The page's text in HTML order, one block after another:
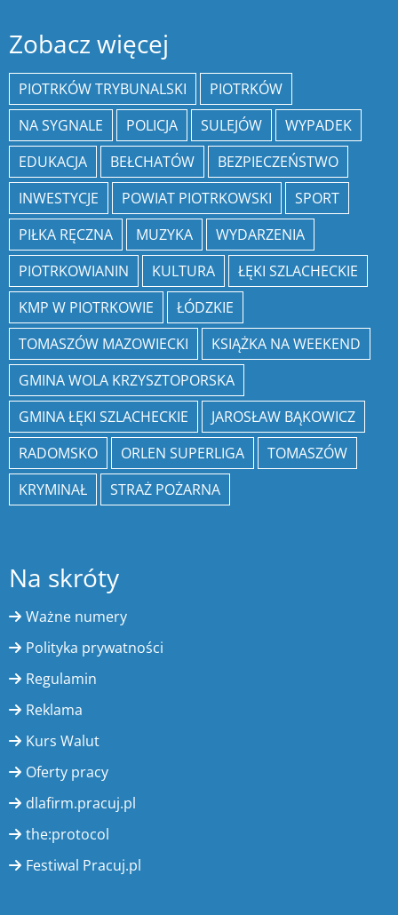
Zobacz więcej
PIOTRKÓW TRYBUNALSKI
PIOTRKÓW
NA SYGNALE
POLICJA SULEJÓW
WYPADEK
EDUKACJA
BEŁCHATÓW
BEZPIECZEŃSTWO
INWESTYCJE
POWIAT PIOTRKOWSKI
SPORT
PIŁKA RĘCZNA
MUZYKA
WYDARZENIA
PIOTRKOWIANIN
KULTURA
ŁĘKI SZLACHECKIE
KMP W PIOTRKOWIE
ŁÓDZKIE
TOMASZÓW MAZOWIECKI
KSIĄŻKA NA WEEKEND
GMINA WOLA KRZYSZTOPORSKA
GMINA ŁĘKI SZLACHECKIE
JAROSŁAW BĄKOWICZ
RADOMSKO
ORLEN SUPERLIGA
TOMASZÓW
KRYMINAŁ
STRAŻ POŻARNA
Na skróty
Ważne numery
Polityka prywatności
Regulamin
Reklama
Kurs Walut
Oferty pracy
dlafirm.pracuj.pl
the:protocol
Festiwal Pracuj.pl